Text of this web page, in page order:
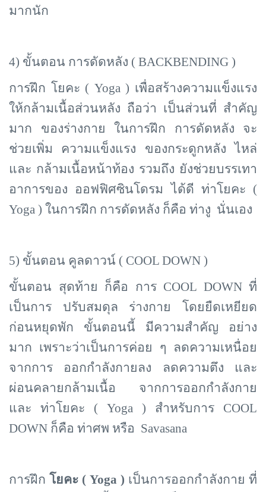
มากนัก
4) ขั้นตอน การดัดหลัง ( BACKBENDING )
การฝึก โยคะ ( Yoga ) เพื่อสร้างความแข็งแรง
ให้กล้ามเนื้อส่วนหลัง ถือว่า เป็นส่วนที่ สำคัญ
มาก ของร่างกาย ในการฝึก การดัดหลัง จะ
ช่วยเพิ่ม ความแข็งแรง ของกระดูกหลัง ไหล่
และ กล้ามเนื้อหน้าท้อง รวมถึง ยังช่วยบรรเทา
อาการของ ออฟฟิศซินโดรม ได้ดี ท่าโยคะ (
Yoga ) ในการฝึก การดัดหลัง ก็คือ ท่างู นั่นเอง
5) ขั้นตอน คูลดาวน์ ( COOL DOWN )
ขั้นตอน สุดท้าย ก็คือ การ COOL DOWN ที่
เป็นการ ปรับสมดุล ร่างกาย โดยยืดเหยียด
ก่อนหยุดพัก ขั้นตอนนี้ มีความสำคัญ อย่าง
มาก เพราะว่าเป็นการค่อย ๆ ลดความเหนื่อย
จากการ ออกกำลังกายลง ลดความตึง และ
ผ่อนคลายกล้ามเนื้อ จากการออกกำลังกาย
และ ท่าโยคะ ( Yoga ) สำหรับการ COOL
DOWN ก็คือ ท่าศพ หรือ Savasana
การฝึก โยคะ ( Yoga ) เป็นการออกกำลังกาย ที่